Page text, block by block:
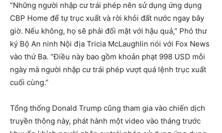
“Những người nhập cư trái phép nên sử dụng ứng dụng
CBP Home để tự trục xuất và rời khỏi đất nước ngay bây
giờ. Nếu không, họ sẽ phải đối mặt với hậu quả,” Phó thư
ký Bộ An ninh Nội địa Tricia McLaughlin nói với Fox News
vào thứ Ba. “Điều này bao gồm khoản phạt 998 USD mỗi
ngày mà người nhập cư trái phép vượt quá lệnh trục xuất
cuối cùng.”
Tổng thống Donald Trump cũng tham gia vào chiến dịch
truyền thông này, phát hành một video vào tháng trước